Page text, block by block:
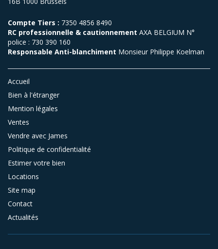
Compte Tiers : 7350 4856 8490
RC professionnelle & cautionnement AXA BELGIUM N°
police : 730 390 160
Responsable Anti-blanchiment Monsieur Philippe Koelman
Accueil
Bien à l'étranger
Mention légales
Ventes
Vendre avec James
Politique de confidentialité
Estimer votre bien
Locations
Site map
Contact
Actualités